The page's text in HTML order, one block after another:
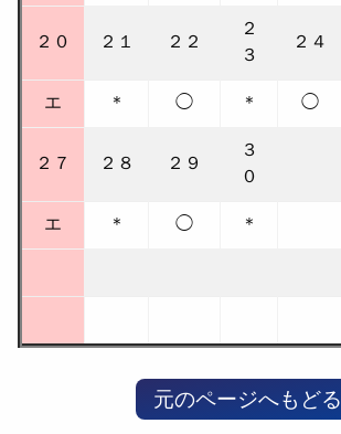
２０ ２１ ２２
２
３
２４
エ ＊ ◯ ＊ ◯
２７ ２８ ２９
３
０
エ ＊ ◯ ＊
元のページへもどる